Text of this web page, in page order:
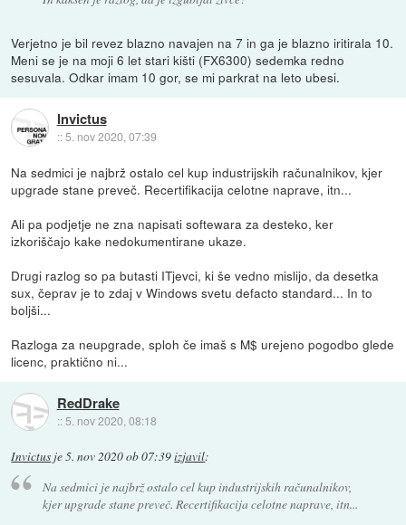
Verjetno je bil revez blazno navajen na 7 in ga je blazno iritirala 10.
Meni se je na moji 6 let stari kišti (FX6300) sedemka redno
sesuvala. Odkar imam 10 gor, se mi parkrat na leto ubesi.
Invictus
::5. nov 2020, 07:39
Na sedmici je najbrž ostalo cel kup industrijskih računalnikov, kjer
upgrade stane preveč. Recertifikacija celotne naprave, itn...
Ali pa podjetje ne zna napisati softewara za desteko, ker
izkoriščajo kake nedokumentirane ukaze.
Drugi razlog so pa butasti ITjevci, ki še vedno mislijo, da desetka
sux, čeprav je to zdaj v Windows svetu defacto standard... In to
boljši...
Razloga za neupgrade, sploh če imaš s M$ urejeno pogodbo glede
licenc, praktično ni...
RedDrake
:: 5. nov 2020, 08:18
Invictus je5. nov 2020 ob 07:39izjavil:
Na sedmici je najbrž ostalo cel kup industrijskih računalnikov,
kjer upgrade stane preveč. Recertifikacija celotne naprave, itn...